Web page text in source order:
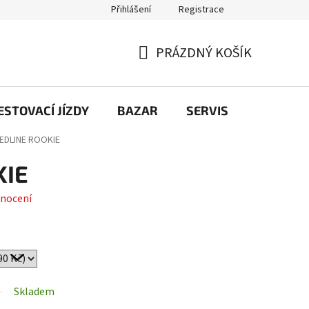
Přihlášení Registrace
KOŠÍK
PRÁZDNÝ KOŠÍK
JÍZDY BAZAR SERVIS
ROOKIE
Skladem